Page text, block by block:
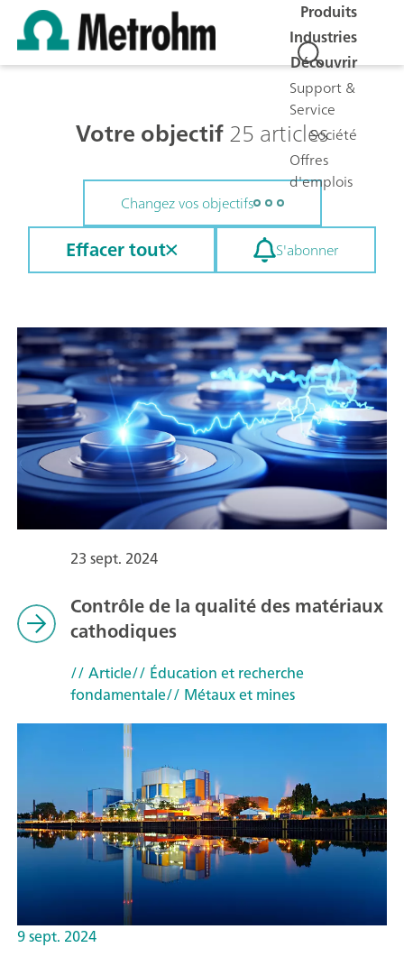
Produits
Industries
Découvrir
Support &
Service
Société
Offres
d'emplois
Votre objectif25 articles
Changez vos objectifs
Effacer tout S'abonner
23 sept. 2024
Contrôle de la qualité des matériaux
cathodiques
// Article// Éducation et recherche
fondamentale// Métaux et mines
9 sept. 2024